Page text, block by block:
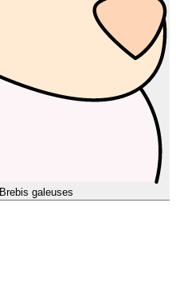
Brebis galeuses